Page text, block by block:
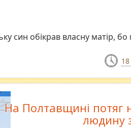
син обікрав власну матір,
На Полтавщині потяг
людину